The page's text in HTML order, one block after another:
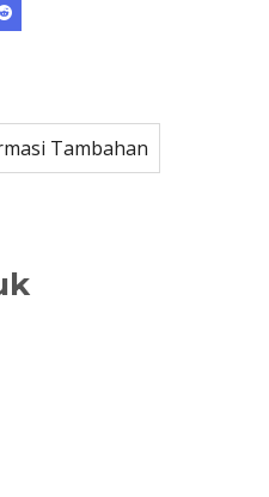
Tambahan